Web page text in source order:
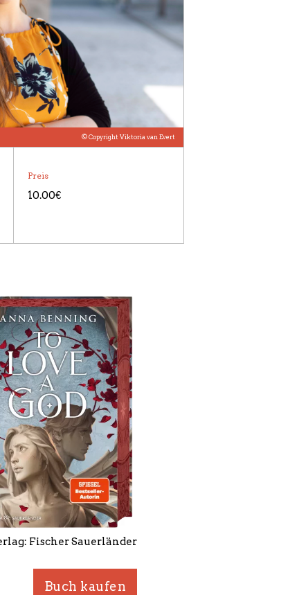
© Copyright Viktoria van Evert
Preis
10.00€
Fischer Sauerländer
Buch kaufen